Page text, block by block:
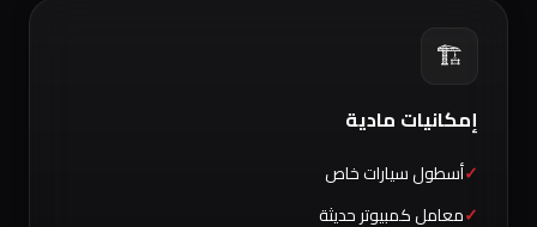
🏗️
إمكانيات مادية
أسطول سيارات خاص
معامل كمبيوتر حديثة